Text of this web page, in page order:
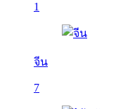
1
จีน
7